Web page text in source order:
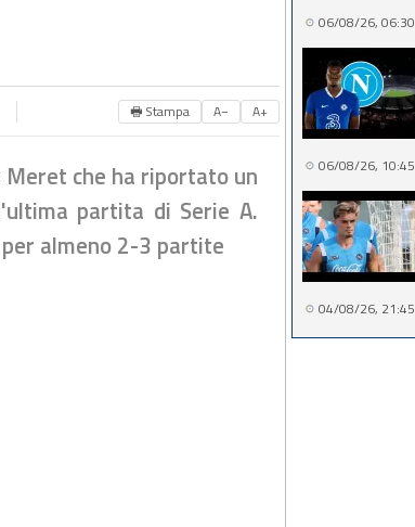
🖶 Stampa A− A+
che ha riportato un
partita di Serie A.
almeno 2-3 partite
06/08/26, 06:30
06/08/26, 10:45
04/08/26, 21:45